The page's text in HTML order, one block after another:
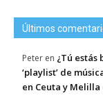
Últimos
Peter en ¿Tú estás
‘playlist’ de
en Ceuta y Melilla